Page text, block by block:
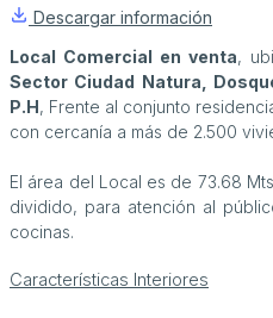
Descargar información
Local Comercial en venta,
Sector Ciudad Natura,
P.H, Frente al conjunto
con cercanía a más de 2.500
El área del Local es de 73.68
dividido, para atención al
cocinas.
Características Interiores